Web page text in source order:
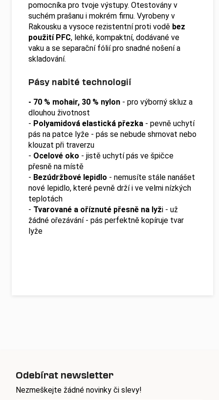
pomocníka pro tvoje výstupy. Otestovány v
suchém prašanu i mokrém firnu. Vyrobeny v
Rakousku a vysoce rezistentní proti vodě bez
použití PFC, lehké, kompaktní, dodávané ve
vaku a se separační fólií pro snadné nošení a
skladování.
Pásy nabité technologií
- 70 % mohair, 30 % nylon - pro výborný skluz a
dlouhou životnost
- Polyamidová elastická přezka - pevně uchytí
pás na patce lyže - pás se nebude shrnovat nebo
klouzat při traverzu
- Ocelové oko - jistě uchytí pás ve špičce
přesně na místě
- Bezúdržbové lepidlo - nemusíte stále nanášet
nové lepidlo, které pevně drží i ve velmi nízkých
teplotách
- Tvarované a oříznuté přesně na lyži - už
žádné ořezávání - pás perfektně kopíruje tvar
lyže
Odebírat newsletter
Nezmeškejte žádné novinky či slevy!